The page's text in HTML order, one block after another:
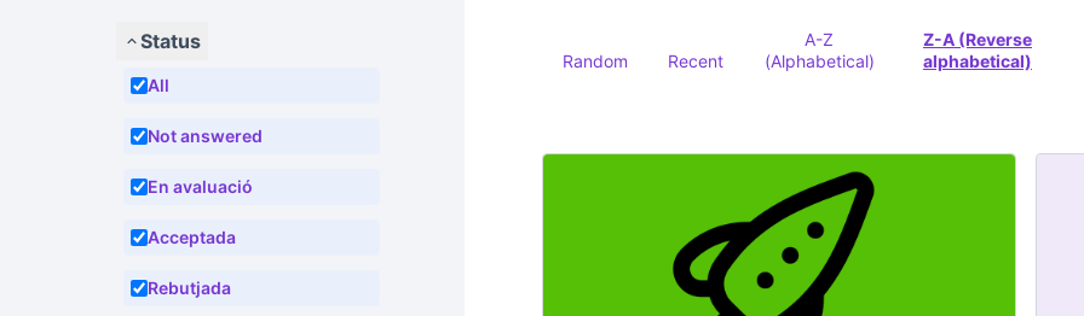
Status
All
Not answered
En avaluació
Acceptada
Rebutjada
Random Recent
A-Z
(Alphabetical)
Z-A (Reverse
alphabetical)